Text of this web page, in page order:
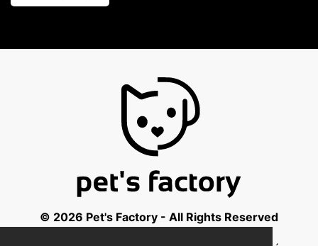
© 2026 Pet's Factory - All Rights Reserved